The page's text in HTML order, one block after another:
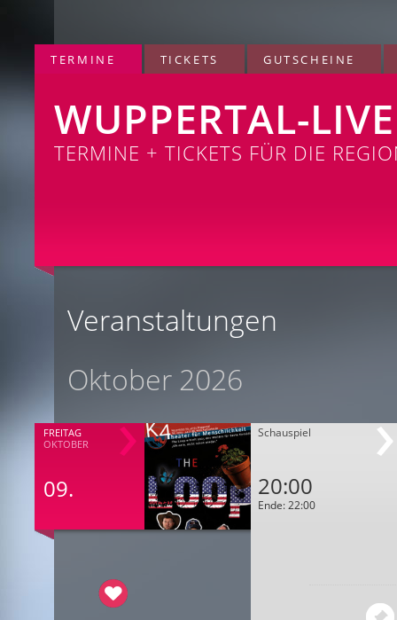
TERMINE TICKETS GUTSCHEINE
WUPPERTAL-LIVE
TERMINE + TICKETS FÜR DIE
Veranstaltungen
Oktober 2026
FREITAG
OKTOBER
09.
Schauspiel
20:00
Ende: 22:00